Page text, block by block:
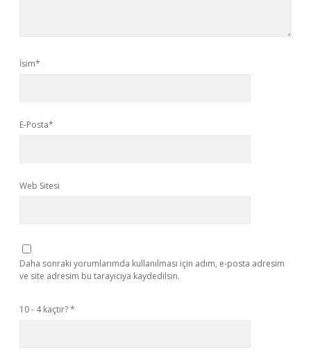
İsim*
E-Posta*
Web Sitesi
Daha sonraki yorumlarımda kullanılması için adım, e-posta adresim
ve site adresim bu tarayıcıya kaydedilsin.
10 - 4 kaçtır?*